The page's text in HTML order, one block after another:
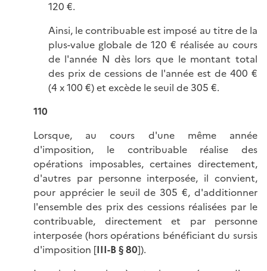
120 €.
Ainsi, le contribuable est imposé au titre de la
plus-value globale de 120 € réalisée au cours
de l'année N dès lors que le montant total
des prix de cessions de l'année est de 400 €
(4 x 100 €) et excède le seuil de 305 €.
110
Lorsque, au cours d'une même année
d'imposition, le contribuable réalise des
opérations imposables, certaines directement,
d'autres par personne interposée, il convient,
pour apprécier le seuil de 305 €, d'additionner
l'ensemble des prix des cessions réalisées par le
contribuable, directement et par personne
interposée (hors opérations bénéficiant du sursis
d'imposition [III-B § 80]).